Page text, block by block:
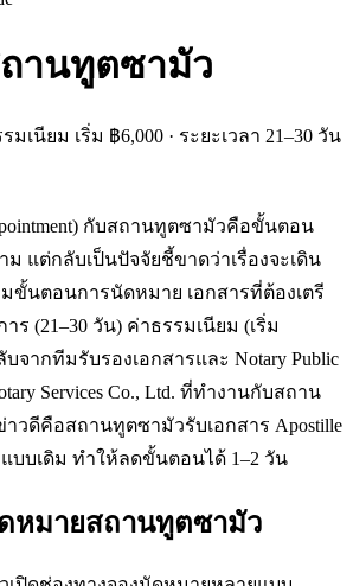
านทูตซามัว
รมเนียม เริ่ม ฿6,000 · ระยะเวลา 21–30 วัน
กับสถานทูตซามัวคือขั้นตอน
แต่กลับเป็นปัจจัยชี้ขาดว่าเรื่องจะเดิน
ขั้นตอนการนัดหมาย เอกสารที่ต้องเตรี
ร (21–30 วัน) ค่าธรรมเนียม (เริ่ม
บจากทีมรับรองเอกสารและ Notary Public
Services Co., Ltd. ที่ทำงานกับสถาน
วดีคือสถานทูตซามัวรับเอกสาร Apostille
แบบเดิม ทำให้ลดขั้นตอนได้ 1–2 วัน
หมายสถานทูตซามัว